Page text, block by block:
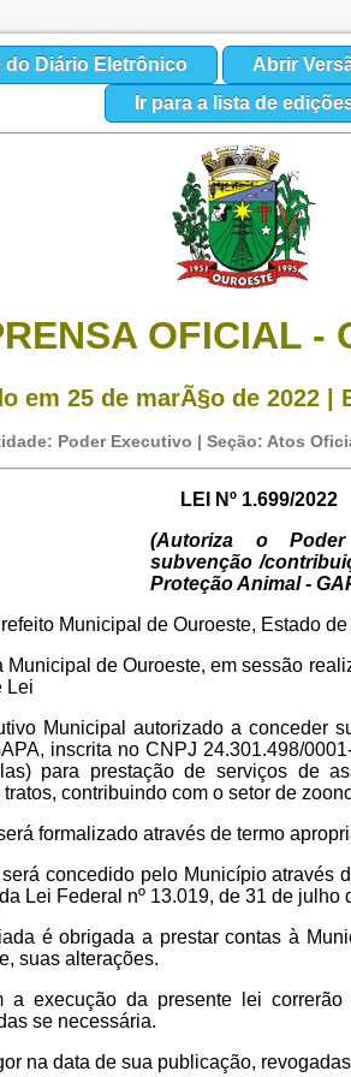
do Diário Eletrônico
Abrir
Ir para a lista de
OFICIAL -
em 25 de marÃ§o de 2022 |
Poder Executivo | Seção: Atos
LEI Nº 1.699/2022
(Autoriza o
subvenção /
Proteção Animal -
Municipal de Ouroeste, Estado
Municipal de Ouroeste, em sessão
Lei
Municipal autorizado a conceder
inscrita no CNPJ 24.301.498/
para prestação de serviços de
contribuindo com o setor de
formalizado através de termo
concedido pelo Município através
Lei Federal nº 13.019, de 31 de julho
é obrigada a prestar contas à
suas alterações.
execução da presente lei correrão
se necessária.
na data de sua publicação,